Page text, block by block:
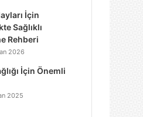
İçin
Sağlıklı
Rehberi
2026
İçin Önemli
2025